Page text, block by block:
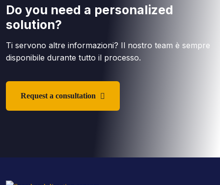
Do you need a personalized
solution?
Ti servono altre informazioni? Il nostro team è sempre
disponibile durante tutto il processo.
Request a consultation